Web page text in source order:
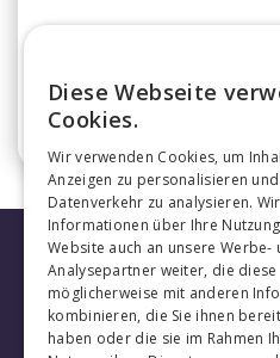
Dr
Diese Webseite
Cookies.
Wir verwenden Cookies, um
Anzeigen zu personalisieren
Datenverkehr zu analysieren.
Informationen über Ihre
Website auch an unsere Werbe-
Analysepartner weiter, die diese
möglicherweise mit anderen
kombinieren, die Sie ihnen
haben oder die sie im Rahmen